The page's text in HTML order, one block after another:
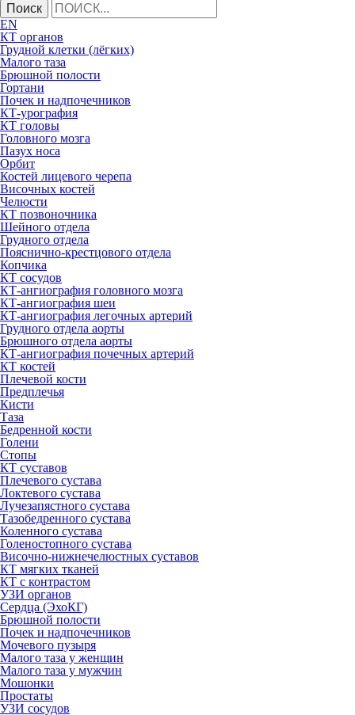
Поиск
EN
КТ органов
Грудной клетки (лёгких)
Малого таза
Брюшной полости
Гортани
Почек и надпочечников
КТ-урография
КТ головы
Головного мозга
Пазух носа
Орбит
Костей лицевого черепа
Височных костей
Челюсти
КТ позвоночника
Шейного отдела
Грудного отдела
Пояснично-крестцового отдела
Копчика
КТ сосудов
КТ-ангиография головного мозга
КТ-ангиография шеи
КТ-ангиография легочных артерий
Грудного отдела аорты
Брюшного отдела аорты
КТ-ангиография почечных артерий
КТ костей
Плечевой кости
Предплечья
Кисти
Таза
Бедренной кости
Голени
Стопы
КТ суставов
Плечевого сустава
Локтевого сустава
Лучезапястного сустава
Тазобедренного сустава
Коленного сустава
Голеностопного сустава
Височно-нижнечелюстных суставов
КТ мягких тканей
КТ с контрастом
УЗИ органов
Сердца (ЭхоКГ)
Брюшной полости
Почек и надпочечников
Мочевого пузыря
Малого таза у женщин
Малого таза у мужчин
Мошонки
Простаты
УЗИ сосудов